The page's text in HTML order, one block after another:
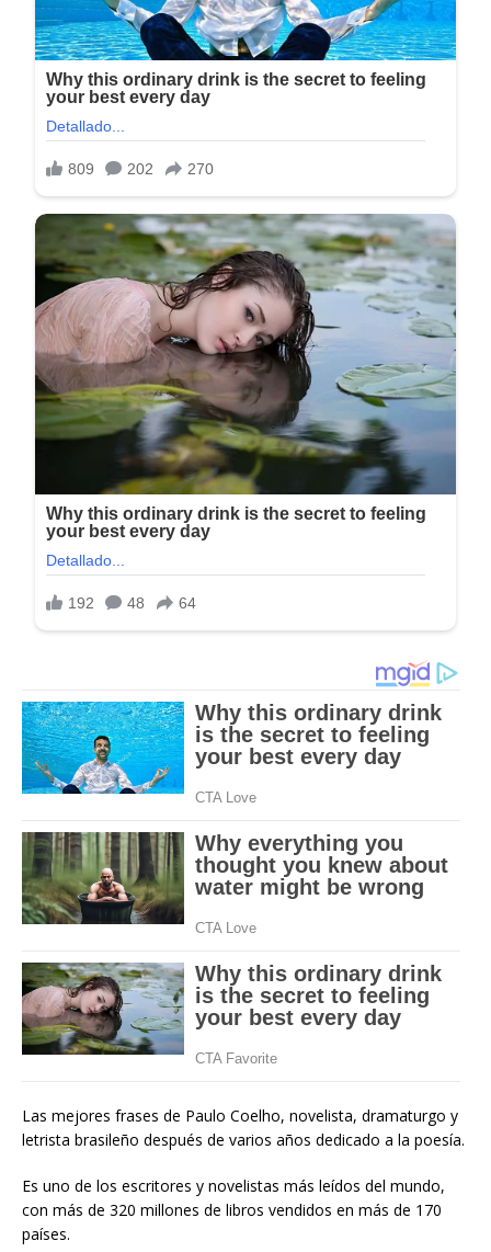
Las mejores frases de Paulo Coelho, novelista, dramaturgo y
letrista brasileño después de varios años dedicado a la poesía.
Es uno de los escritores y novelistas más leídos del mundo,
con más de 320 millones de libros vendidos en más de 170
países.